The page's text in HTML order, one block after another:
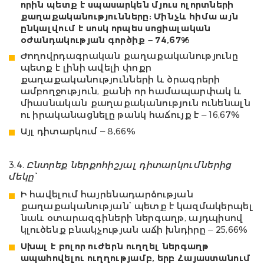
որին պետք է սպասարկեն մյուս ոլորտների
քաղաքականությունները: Մինչև հիմա այն
ընկալվում է սոսկ որպես սոցիալական
օժանդակության գործիք – 74,67%
Ժողովրդագրական քաղաքականությունը
պետք է լինի ավելի փոքր
քաղաքականությունների և ծրագրերի
ամբողջություն, քանի որ համապարփակ և
միասնական քաղաքականություն ունենալն
ու իրականացնելը թանկ հաճույք է – 16,67%
Այլ դիտարկում – 8,66%
3.4. Ընտրեք ներքոհիշյալ դիտարկումներից
մեկը՝
Ի հավելում հայրենադարձության
քաղաքականության՝ պետք է կազմակերպել
նաև օտարազգիների ներգաղթ, այդպիսով
կլուծենք բնակչության աճի խնդիրը – 25,66%
Սխալ է բոլոր ուժերն ուղղել ներգաղթ
ապահովելու ուղղությամբ, երբ Հայաստանում